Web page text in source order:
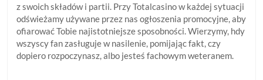
z swoich składów i partii. Przy Totalcasino w każdej sytuacji
odświeżamy używane przez nas ogłoszenia promocyjne, aby
ofiarować Tobie najistotniejsze sposobności. Wierzymy, hdy
wszyscy fan zasługuje w nasilenie, pomijając fakt, czy
dopiero rozpoczynasz, albo jesteś fachowym weteranem.